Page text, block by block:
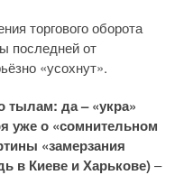
торгового оборота
последней от
«усохнут».
тылам: да – «укра»
уже о «сомнительном
«замерзания
в Киеве и Харькове)–